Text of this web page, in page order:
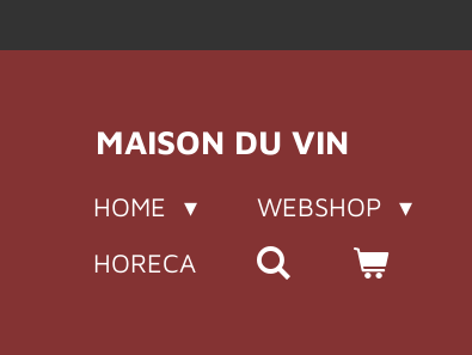
hoofdinhoudMAISON DU VIN
HOME WEBSHOP
HORECA